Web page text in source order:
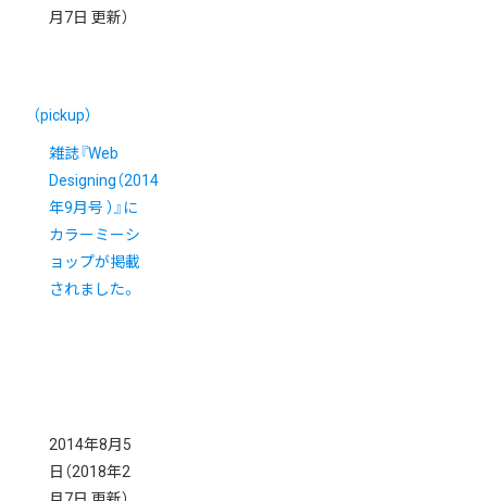
月7日 更新）
（pickup）
雑誌『Web
Designing（2014
年9月号 ）』に
カラーミーシ
ョップが掲載
されました。
2014年8月5
日 （2018年2